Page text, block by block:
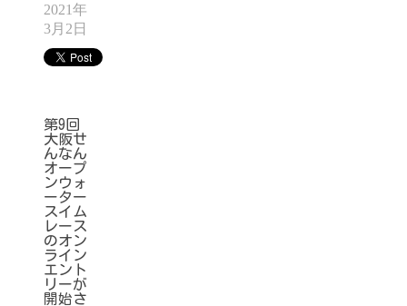
2021年
3月2日
第9回
大阪せ
んなん
オープ
ンウォ
ーター
スイム
レース
のオン
ライン
エント
リーが
開始さ